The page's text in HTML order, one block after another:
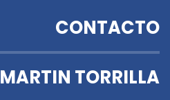
CONTACTO
MARTIN TORRILLA